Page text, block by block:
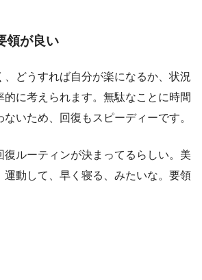
領が良い
、どうすれば自分が楽になるか、状況
的に考えられます。無駄なことに時間
いため、回復もスピーディーです。
復ルーティンが決まってるらしい。美
運動して、早く寝る、みたいな。要領